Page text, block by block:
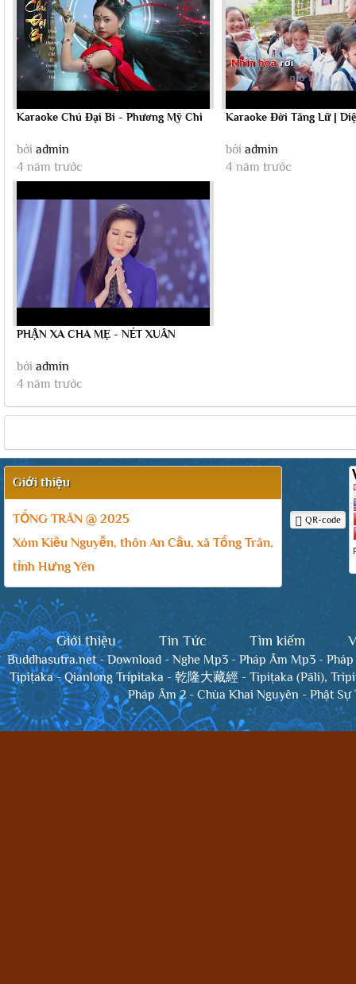
Karaoke Chú Đại Bi - Phương Mỹ Chi
bởi admin
4 năm trước
Karaoke Đời Tăng Lữ |
bởi admin
4 năm trước
PHẬN XA CHA MẸ - NÉT XUÂN
bởi admin
4 năm trước
Giới thiệu
TỐNG TRÂN @ 2025
Xóm Kiều Nguyễn, thôn An Cầu, xã Tống Trân,
tỉnh Hưng Yên
QR-code
Giới thiệu Tin Tức Tìm kiếm
Buddhasutra.net-Download - Nghe Mp3-Pháp Âm Mp3-
Tipiṭaka-Qianlong Tripitaka - 乾隆大藏經- Tipiṭaka (Pāli),
Pháp Âm 2 -Chùa Khai Nguyên -Phật Sự